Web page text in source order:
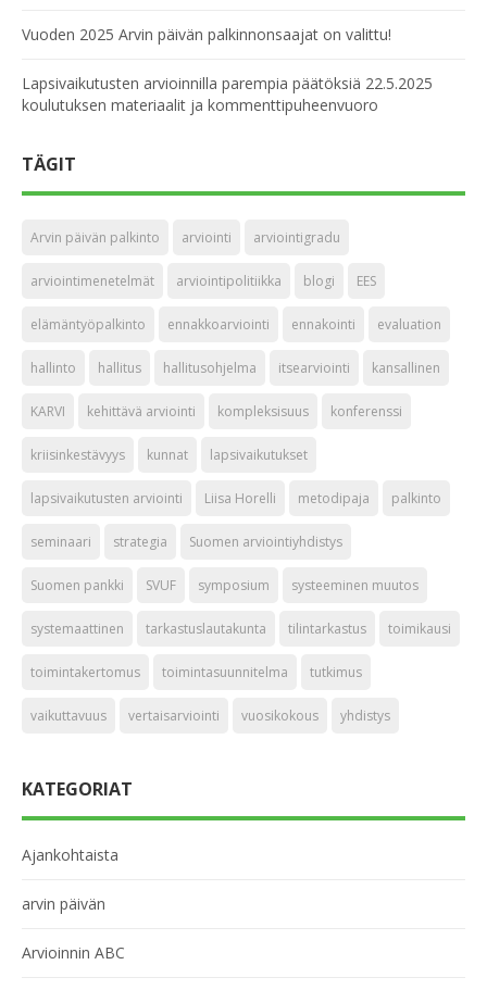
Vuoden 2025 Arvin päivän palkinnonsaajat on valittu!
Lapsivaikutusten arvioinnilla parempia päätöksiä 22.5.2025
koulutuksen materiaalit ja kommenttipuheenvuoro
TÄGIT
Arvin päivän palkinto arviointi arviointigradu
arviointimenetelmät arviointipolitiikka blogi EES
elämäntyöpalkinto ennakkoarviointi ennakointi evaluation
hallinto hallitus hallitusohjelma itsearviointi kansallinen
KARVI kehittävä arviointi kompleksisuus konferenssi
kriisinkestävyys kunnat lapsivaikutukset
lapsivaikutusten arviointi Liisa Horelli metodipaja palkinto
seminaari strategia Suomen arviointiyhdistys
Suomen pankki SVUF symposium systeeminen muutos
systemaattinen tarkastuslautakunta tilintarkastus toimikausi
toimintakertomus toimintasuunnitelma tutkimus
vaikuttavuus vertaisarviointi vuosikokous yhdistys
KATEGORIAT
Ajankohtaista
arvin päivän
Arvioinnin ABC